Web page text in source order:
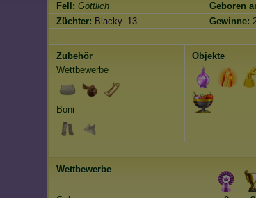
Fell: Göttlich Geboren
Züchter: Blacky_13 Gewinne:
Zubehör
Wettbewerbe
Boni
Objekte
Wettbewerbe